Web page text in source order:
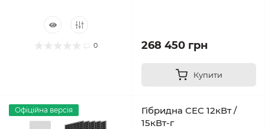
0 268 450 грн
Купити
Офіційна версія
Гібридна СЕС 12кВт /
15кВт-г